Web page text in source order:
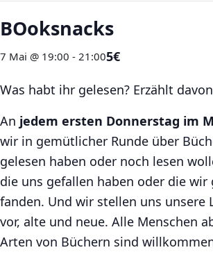
BOoksnacks
7 Mai @ 19:00 - 21:005€
Was habt ihr gelesen? Erzählt
An jedem ersten Donnerstag im
wir in gemütlicher Runde über
gelesen haben oder noch lesen
die uns gefallen haben oder die wir
fanden. Und wir stellen uns unsere
vor, alte und neue. Alle Menschen
Arten von Büchern sind